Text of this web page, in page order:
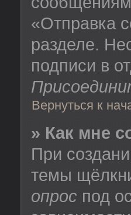
«Отправка
разделе.
подписи в
Вернуться к
» Как мне
При
темы
опрос под